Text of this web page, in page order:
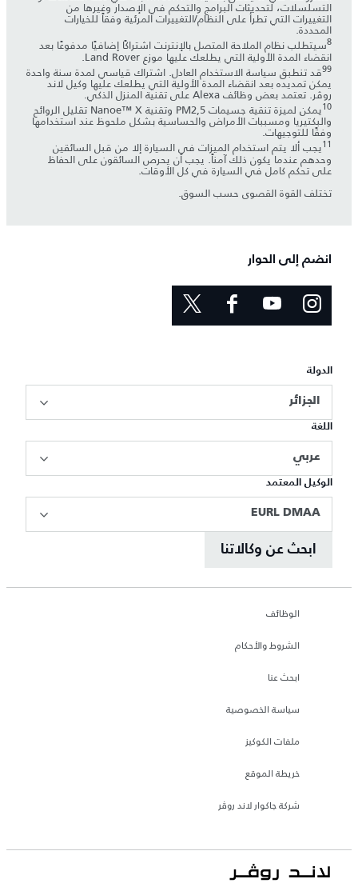
التسلسلات، لتحديثات البرامج والتحكم في الإصدار وغيرها من
التغييرات التي تطرأ على النظام/التغييرات المرئية وفقاً للخيارات
المحددة.
8سيتطلب نظام الملاحة المتصل بالإنترنت اشتراكًا إضافيًا مدفوعًا بعد
انقضاء المدة الأولية التي يطلعك عليها موزع Land Rover.
99 قد تنطبق سياسة الاستخدام العادل. اشتراك قياسي لمدة سنة واحدة
يمكن تمديده بعد انقضاء المدة الأولية التي يطلعك عليها وكيل لاند
روڤر. تعتمد بعض وظائف Alexa على تقنية المنزل الذكي.
10 يمكن لميزة تنقية جسيمات PM2,5 وتقنية Nanoe™ X تقليل الروائح
والبكتيريا ومسببات الأمراض والحساسية بشكل ملحوظ عند استخدامها
وفقًا للتوجيهات.
11يجب ألا يتم استخدام الميزات في السيارة إلا من قبل السائقين
وحدهم عندما يكون ذلك آمناً. يجب أن يحرص السائقون على الحفاظ
على تحكم كامل في السيارة في كل الأوقات.
تختلف القوة القصوى حسب السوق.
انضم إلى الحوار
الدولة
الجزائر
اللغة
عربي
الوكيل المعتمد
EURL DMAA
ابحث عن وكالاتنا
الوظائف
الشروط والأحكام
ابحث عنا
سياسة الخصوصية
ملفات الكوكيز
خريطة الموقع
شركة جاكوار لاند روڤر